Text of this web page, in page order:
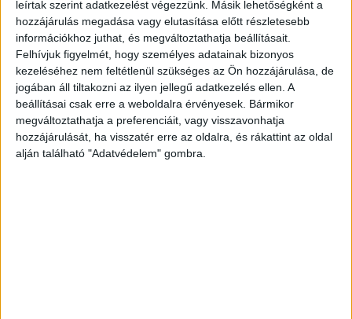
leírtak szerint adatkezelést végezzünk. Másik lehetőségként a
hozzájárulás megadása vagy elutasítása előtt részletesebb
információkhoz juthat, és megváltoztathatja beállításait.
Felhívjuk figyelmét, hogy személyes adatainak bizonyos
kezeléséhez nem feltétlenül szükséges az Ön hozzájárulása, de
jogában áll tiltakozni az ilyen jellegű adatkezelés ellen. A
beállításai csak erre a weboldalra érvényesek. Bármikor
megváltoztathatja a preferenciáit, vagy visszavonhatja
hozzájárulását, ha visszatér erre az oldalra, és rákattint az oldal
alján található "Adatvédelem" gombra.